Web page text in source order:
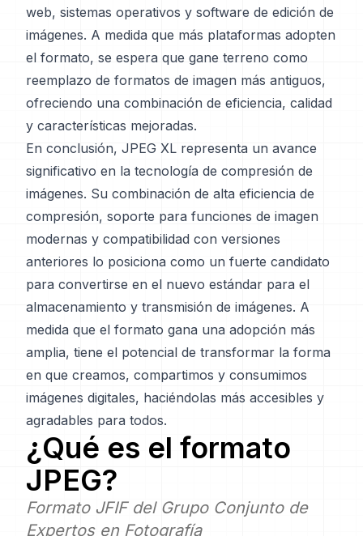
web, sistemas operativos y software de edición de
imágenes. A medida que más plataformas adopten
el formato, se espera que gane terreno como
reemplazo de formatos de imagen más antiguos,
ofreciendo una combinación de eficiencia, calidad
y características mejoradas.
En conclusión, JPEG XL representa un avance
significativo en la tecnología de compresión de
imágenes. Su combinación de alta eficiencia de
compresión, soporte para funciones de imagen
modernas y compatibilidad con versiones
anteriores lo posiciona como un fuerte candidato
para convertirse en el nuevo estándar para el
almacenamiento y transmisión de imágenes. A
medida que el formato gana una adopción más
amplia, tiene el potencial de transformar la forma
en que creamos, compartimos y consumimos
imágenes digitales, haciéndolas más accesibles y
agradables para todos.
¿Qué es el formato
JPEG?
Formato JFIF del Grupo Conjunto de
Expertos en Fotografía